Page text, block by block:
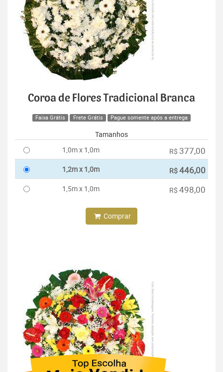
Coroa de Flores Tradicional Branca
Faixa Grátis Frete Grátis Pague somente após a entrega
Tamanhos
1,0m x 1,0m
R$ 377,00
1,2m x 1,0m R$446,00
1,5m x 1,0m R$ 498,00
Comprar